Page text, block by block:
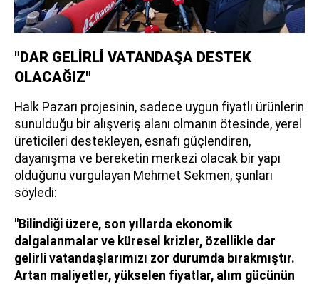
"DAR GELİRLİ VATANDAŞA DESTEK
OLACAĞIZ"
Halk Pazarı projesinin, sadece uygun fiyatlı ürünlerin
sunulduğu bir alışveriş alanı olmanın ötesinde, yerel
üreticileri destekleyen, esnafı güçlendiren,
dayanışma ve bereketin merkezi olacak bir yapı
olduğunu vurgulayan Mehmet Sekmen, şunları
söyledi:
"Bilindiği üzere, son yıllarda ekonomik
dalgalanmalar ve küresel krizler, özellikle dar
gelirli vatandaşlarımızı zor durumda bırakmıştır.
Artan maliyetler, yükselen fiyatlar, alım gücünün